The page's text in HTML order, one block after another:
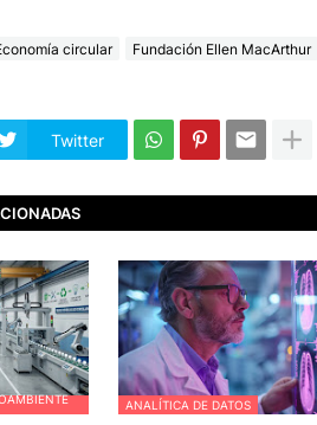
circular Fundación Ellen MacArthur
Twitter
ANALÍTICA DE DATOS